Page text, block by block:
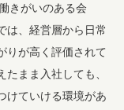
きがいのある会
は、経営層から日常
りが高く評価されて
まま入社しても、
けていける環境があ